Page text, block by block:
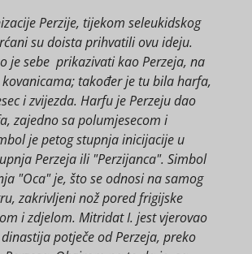
Perzije, tijekom seleukidskog
su doista prihvatili ovu ideju.
je sebe prikazivati kao Perzeja, na
također je tu bila harfa,
i zvijezda. Harfu je Perzeju dao
zajedno sa polumjesecom i
je petog stupnja inicijacije u
Perzeja ili "Perzijanca". Simbol
"Oca" je, što se odnosi na samog
zakrivljeni nož pored frigijske
i zdjelom. Mitridat I. jest vjerovao
potječe od Perzeja, preko